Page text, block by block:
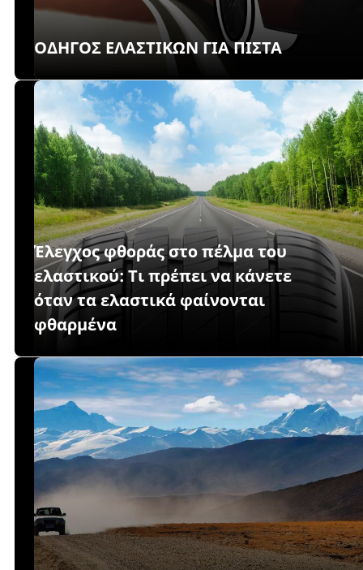
ΟΔΗΓΟΣ ΕΛΑΣΤΙΚΩΝ ΓΙΑ ΠΙΣΤΑ
Έλεγχος φθοράς στο πέλμα του
ελαστικού: Τι πρέπει να κάνετε
όταν τα ελαστικά φαίνονται
φθαρμένα